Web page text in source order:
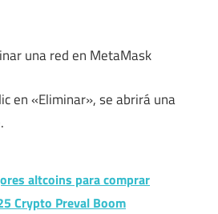
en «Eliminar», se abrirá una
altcoins para comprar
Crypto Preval Boom